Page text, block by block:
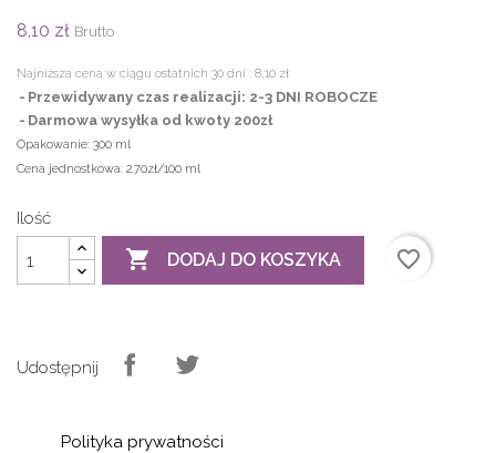
8,10 zł Brutto
Najniższa cena w ciągu ostatnich 30 dni : 8,10 zł
Przewidywany czas realizacji: 2-3 DNI ROBOCZE
Darmowa wysyłka od kwoty 200zł
Opakowanie: 300 ml
Cena jednostkowa: 2.70zł/100 ml
Ilość
 DODAJ DO KOSZYKA favorite_border
Udostępnij
Polityka prywatności